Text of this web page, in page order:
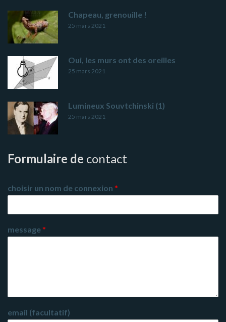
Chapeau, grenouille !
25 mars 2021
Oui, les murs ont des oreilles
25 mars 2021
Lumineux Souvtchinski (1)
25 mars 2021
Formulaire de contact
choisir un nom de connexion *
message*
email (facultatif)